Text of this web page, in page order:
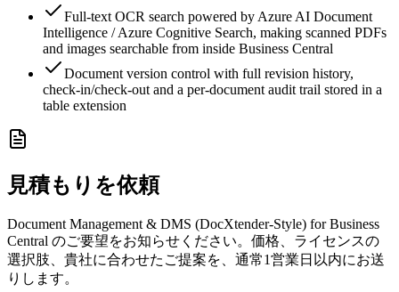
Full-text OCR search powered by Azure AI Document
Intelligence / Azure Cognitive Search, making scanned PDFs
and images searchable from inside Business Central
Document version control with full revision history,
check-in/check-out and a per-document audit trail stored in a
table extension
見積もりを依頼
Document Management & DMS (DocXtender-Style) for Business
Central のご要望をお知らせください。価格、ライセンスの
選択肢、貴社に合わせたご提案を、通常1営業日以内にお送
りします。